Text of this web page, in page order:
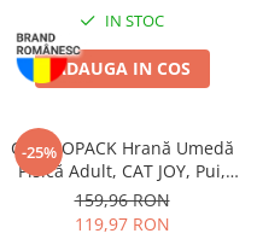
IN STOC
ADAUGA IN COS
-25%
COMBOPACK Hrană Umedă
Pisică Adult, CAT JOY, Pui,
Vită, Curcan și Somon, 96x85g
159,96 RON
119,97 RON